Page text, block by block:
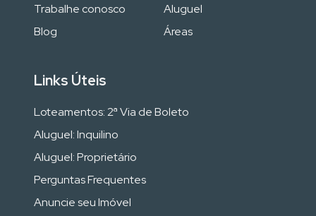
Trabalhe conosco
Blog
Aluguel
Áreas
Links Úteis
Loteamentos: 2ª Via de Boleto
Aluguel: Inquilino
Aluguel: Proprietário
Perguntas Frequentes
Anuncie seu Imóvel